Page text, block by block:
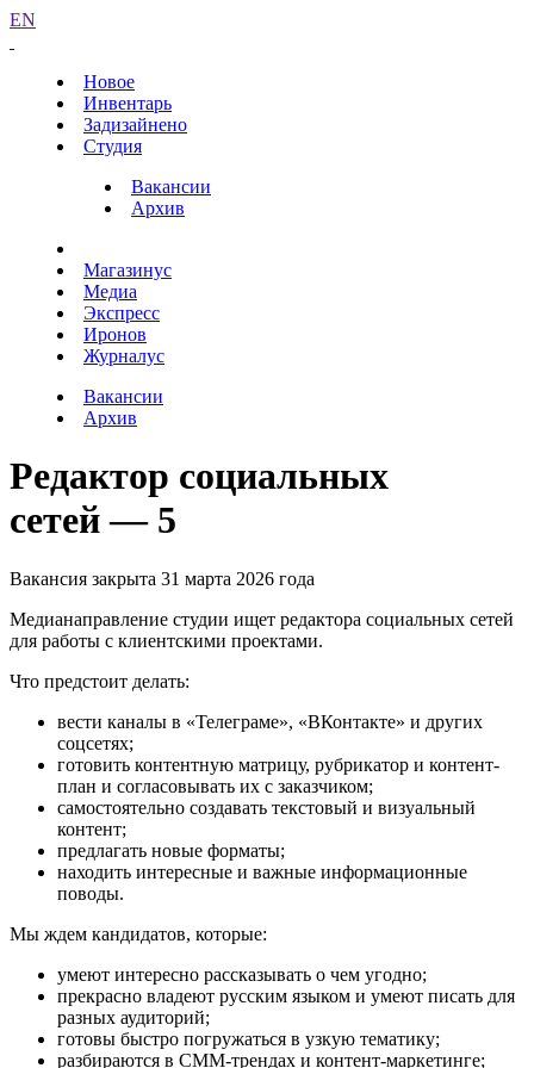
EN
Новое
Инвентарь
Задизайнено
Студия
Вакансии
Архив
Магазинус
Медиа
Экспресс
Иронов
Журналус
Вакансии
Архив
Редактор социальных
сетей — 5
Вакансия закрыта 31 марта 2026 года
Медианаправление студии ищет редактора социальных сетей
для работы с клиентскими проектами.
Что предстоит делать:
вести каналы в «Телеграме», «ВКонтакте» и других
соцсетях;
готовить контентную матрицу, рубрикатор и контент-
план и согласовывать их с заказчиком;
самостоятельно создавать текстовый и визуальный
контент;
предлагать новые форматы;
находить интересные и важные информационные
поводы.
Мы ждем кандидатов, которые:
умеют интересно рассказывать о чем угодно;
прекрасно владеют русским языком и умеют писать для
разных аудиторий;
готовы быстро погружаться в узкую тематику;
разбираются в СММ-трендах и контент-маркетинге;